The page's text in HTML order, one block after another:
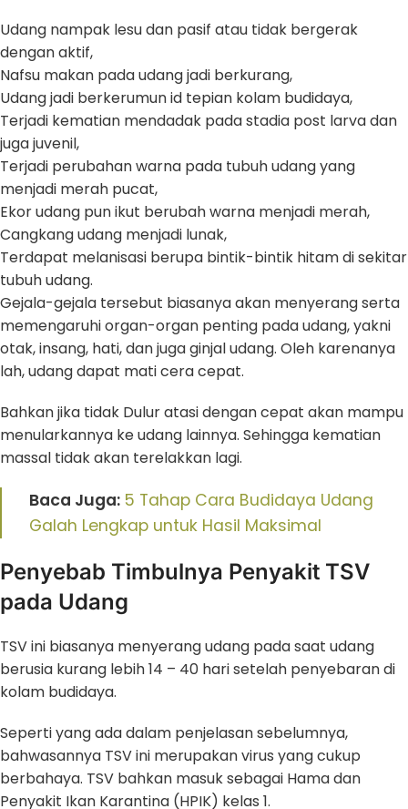
Udang nampak lesu dan pasif atau tidak bergerak
dengan aktif,
Nafsu makan pada udang jadi berkurang,
Udang jadi berkerumun id tepian kolam budidaya,
Terjadi kematian mendadak pada stadia post larva dan
juga juvenil,
Terjadi perubahan warna pada tubuh udang yang
menjadi merah pucat,
Ekor udang pun ikut berubah warna menjadi merah,
Cangkang udang menjadi lunak,
Terdapat melanisasi berupa bintik-bintik hitam di sekitar
tubuh udang.
Gejala-gejala tersebut biasanya akan menyerang serta
memengaruhi organ-organ penting pada udang, yakni
otak, insang, hati, dan juga ginjal udang. Oleh karenanya
lah, udang dapat mati cera cepat.
Bahkan jika tidak Dulur atasi dengan cepat akan mampu
menularkannya ke udang lainnya. Sehingga kematian
massal tidak akan terelakkan lagi.
Baca Juga: 5 Tahap Cara Budidaya Udang
Galah Lengkap untuk Hasil Maksimal
Penyebab Timbulnya Penyakit TSV
pada Udang
TSV ini biasanya menyerang udang pada saat udang
berusia kurang lebih 14 – 40 hari setelah penyebaran di
kolam budidaya.
Seperti yang ada dalam penjelasan sebelumnya,
bahwasannya TSV ini merupakan virus yang cukup
berbahaya. TSV bahkan masuk sebagai Hama dan
Penyakit Ikan Karantina (HPIK) kelas 1.